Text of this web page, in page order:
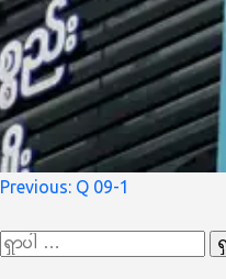
စာမူ
ပြ
Previous: Q 09-1
ရှာ